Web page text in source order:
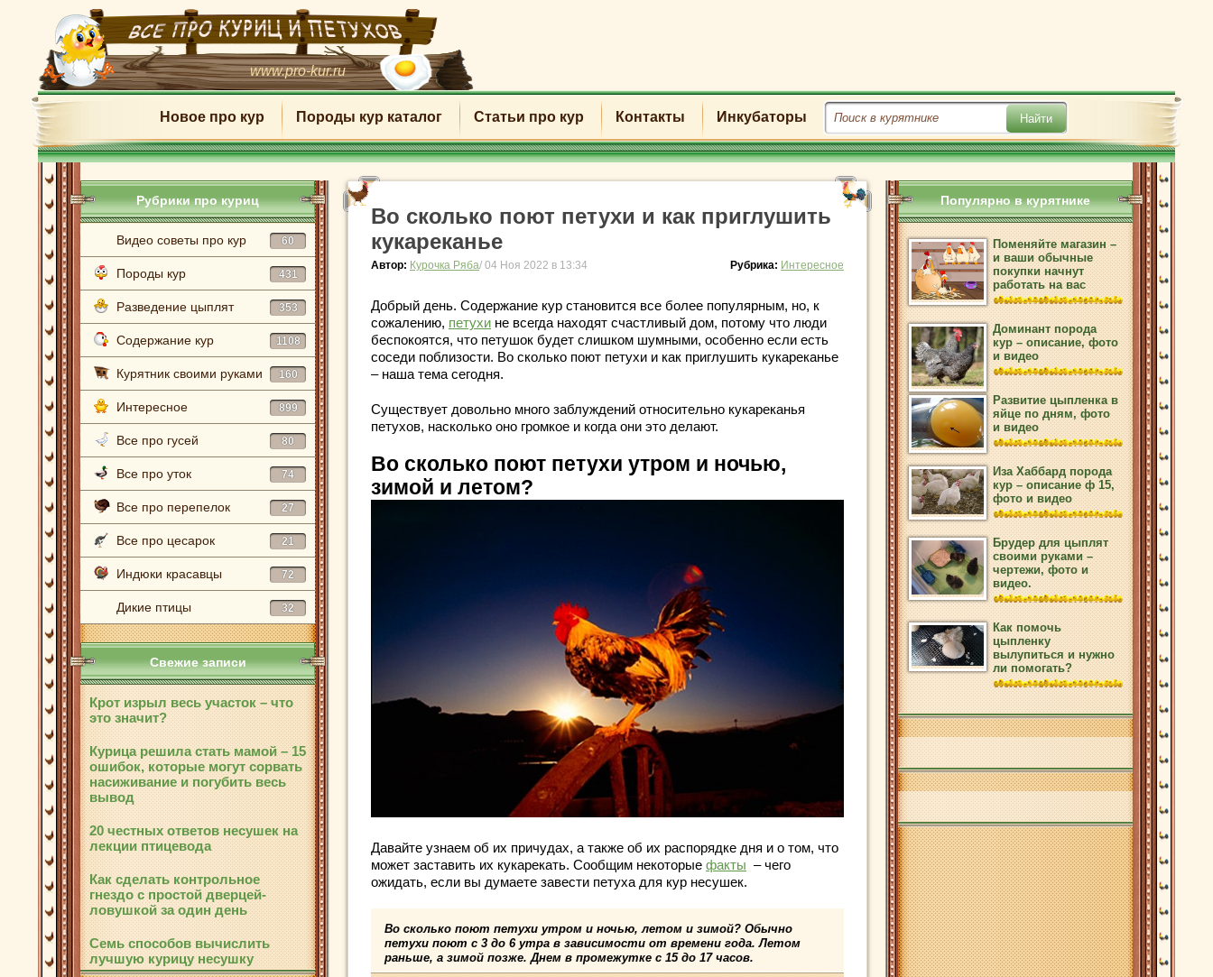
www.pro-kur.ru
Новое про кур Породы кур каталог Статьи про кур Контакты Инкубаторы
Рубрики про куриц
Видео советы про кур 60
Породы кур 431
Разведение цыплят 353
Содержание кур 1108
Курятник своими руками 160
Интересное 899
Все про гусей 80
Все про уток 74
Все про перепелок 27
Все про цесарок 21
Индюки красавцы 72
Дикие птицы 32
Свежие записи
Крот изрыл весь участок – что
это значит?
Курица решила стать мамой – 15
ошибок, которые могут сорвать
насиживание и погубить весь
вывод
20 честных ответов несушек на
лекции птицевода
Как сделать контрольное
гнездо с простой дверцей-
ловушкой за один день
Семь способов вычислить
лучшую курицу несушку
Во сколько поют петухи и как приглушить
кукареканье
Автор: Курочка Ряба/ 04 Ноя 2022 в 13:34 Рубрика: Интересное
Добрый день. Содержание кур становится все более популярным, но, к
сожалению, петухи не всегда находят счастливый дом, потому что люди
беспокоятся, что петушок будет слишком шумными, особенно если есть
соседи поблизости. Во сколько поют петухи и как приглушить кукареканье
– наша тема сегодня.
Существует довольно много заблуждений относительно кукареканья
петухов, насколько оно громкое и когда они это делают.
Во сколько поют петухи утром и ночью,
зимой и летом?
Давайте узнаем об их причудах, а также об их распорядке дня и о том, что
может заставить их кукарекать. Сообщим некоторые факты – чего
ожидать, если вы думаете завести петуха для кур несушек.
Во сколько поют петухи утром и ночью, летом и зимой? Обычно
петухи поют с 3 до 6 утра в зависимости от времени года. Летом
раньше, а зимой позже. Днем в промежутке с 15 до 17 часов.
Популярно в курятнике
Поменяйте магазин –
и ваши обычные
покупки начнут
работать на вас
Доминант порода
кур – описание, фото
и видео
Развитие цыпленка в
яйце по дням, фото
и видео
Иза Хаббард порода
кур – описание ф 15,
фото и видео
Брудер для цыплят
своими руками –
чертежи, фото и
видео.
Как помочь
цыпленку
вылупиться и нужно
ли помогать?